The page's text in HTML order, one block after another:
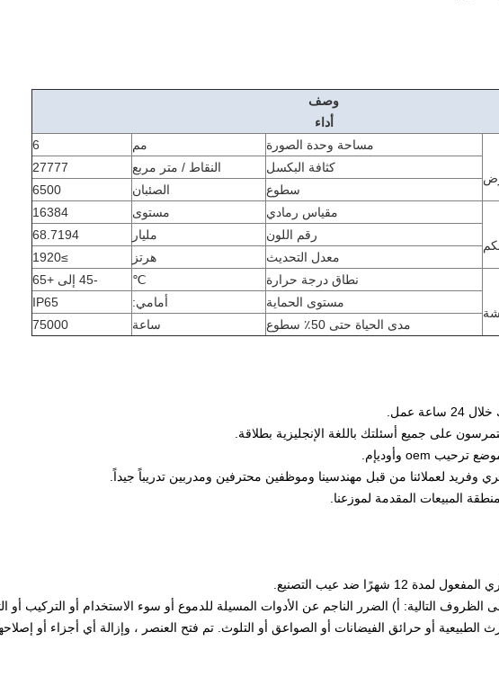
وصف
أداء
مساحة وحدة الصورة مم
6
كثافة البكسل
النقاط / متر مربع
27777
سطوع
الصئبان 6500
مقياس رمادي مستوى
16384
رقم اللون
مليار
68.7194
معدل التحديث
هرتز ≥1920
نطاق درجة حرارة ℃
-45 إلى +65
مستوى الحماية
أمامي:
IP65
مدى الحياة حتى 50٪ سطوع
ساعة 75000
الظروف التالية: أ) الضرر الناجم عن الأدوات المسيلة للدموع أو سوء الاستخدام أو التركيب
الطبيعية أو حرائق الفيضانات أو الصواعق أو التلوث. تم فتح العنصر ، وإزالة أي أجزاء أو